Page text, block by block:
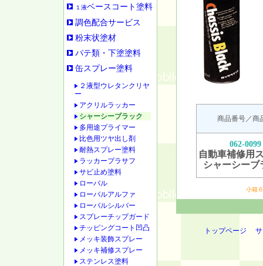
１液ベースコート塗料
調色配合サービス
粉末状塗材
パテ類・下塗塗料
缶スプレー塗料
２液型ウレタンクリヤ
ー
アクリルラッカー
シャーシーブラック
多用途プライマー
比色用ツヤ出し剤
耐熱スプレー塗料
ラッカープラサフ
サビ止め塗料
ローバル
ローバルアルファ
ローバルシルバー
スプレーチップガード
チッピングコート凹凸
メッキ装飾スプレー
メッキ補修スプレー
ステンレス塗料
商品番号／商
062-0099
自動車補修用
シャーシーブ
小箱
トップページ